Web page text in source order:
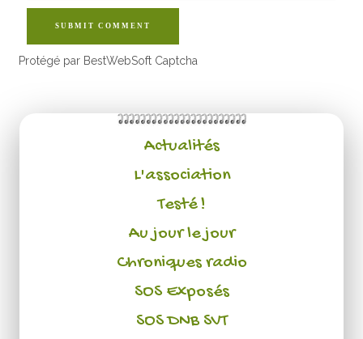
SUBMIT COMMENT
Protégé par BestWebSoft Captcha
Actualités
L'association
Testé !
Au jour le jour
Chroniques radio
SOS Exposés
SOS DNB SVT